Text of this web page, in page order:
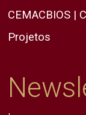
CEMACBIOS |
Projetos